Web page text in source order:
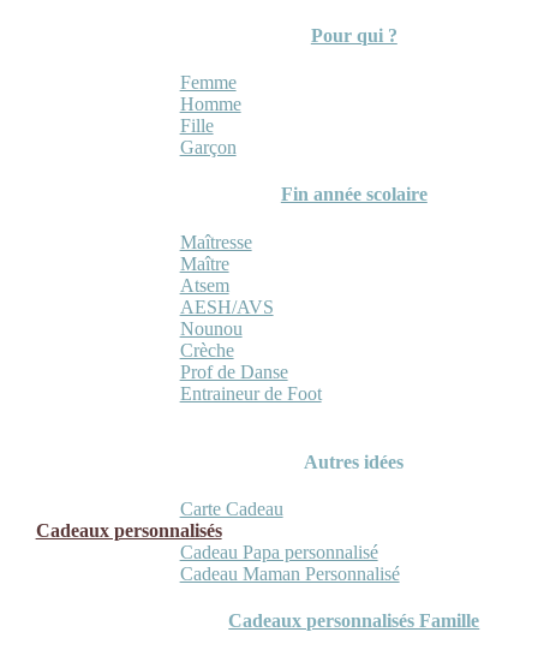
Pour qui ?
Femme
Homme
Fille
Garçon
Fin année scolaire
Maîtresse
Maître
Atsem
AESH/AVS
Nounou
Crèche
Prof de Danse
Entraineur de Foot
Autres idées
Carte Cadeau
Cadeaux personnalisés
Cadeau Papa personnalisé
Cadeau Maman Personnalisé
Cadeaux personnalisés Famille